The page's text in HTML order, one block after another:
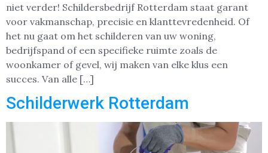
niet verder! Schildersbedrijf Rotterdam staat garant
voor vakmanschap, precisie en klanttevredenheid. Of
het nu gaat om het schilderen van uw woning,
bedrijfspand of een specifieke ruimte zoals de
woonkamer of gevel, wij maken van elke klus een
succes. Van alle […]
Schilderwerk Rotterdam